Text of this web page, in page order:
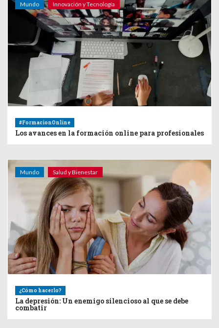
Mundo Innovación y Tecnología
#FormacionOnline
Los avances en la formación online para profesionales
Mundo Salud y Bienestar
¿Cómo hacerlo?
La depresión: Un enemigo silencioso al que se debe
combatir